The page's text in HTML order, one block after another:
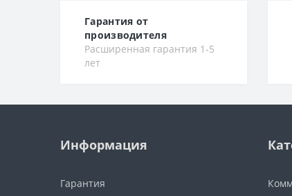
Гарантия от
производителя
Расширенная гарантия 1-5
лет
Информация
Гарантия